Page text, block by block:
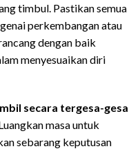
timbul. Pastikan semua
perkembangan atau
dengan baik
menyesuaikan diri
secara tergesa-gesa
masa untuk
sebarang keputusan